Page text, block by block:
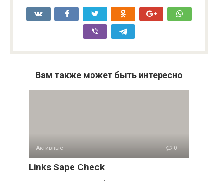
Вам также может быть интересно
Активные 0
Links Sape Check